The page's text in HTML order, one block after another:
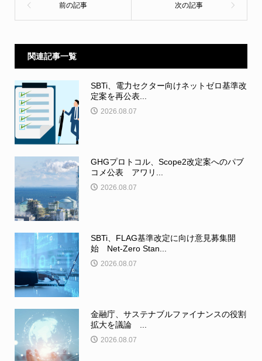
関連記事一覧
SBTi、電力セクター向けネットゼロ基準改
定案を再公表...
2026.08.07
GHGプロトコル、Scope2改定案へのパブ
コメ公表 アワリ...
2026.08.07
SBTi、FLAG基準改定に向け意見募集開
始 Net-Zero Stan...
2026.08.07
金融庁、サステナブルファイナンスの役割
拡大を議論 ...
2026.08.07